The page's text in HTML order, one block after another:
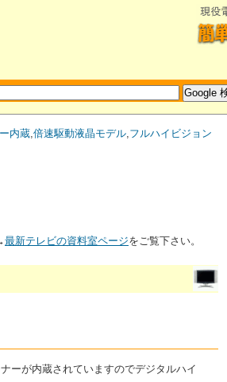
内蔵,倍速駆動液晶モデル,フルハイビジョン
最新テレビの資料室ページをご覧下さい。
ーが内蔵されていますのでデジタルハイ